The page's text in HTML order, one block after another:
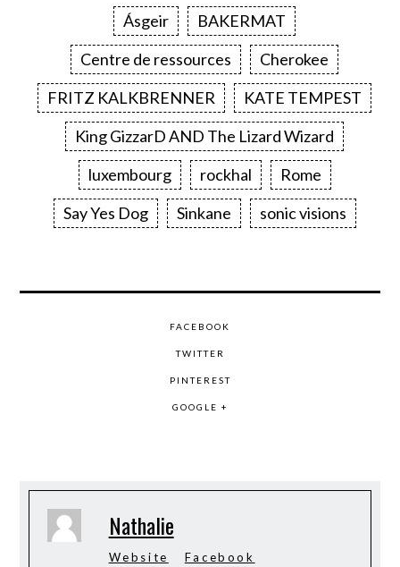
Ásgeir
BAKERMAT
Centre de ressources
Cherokee
FRITZ KALKBRENNER
KATE TEMPEST
King GizzarD AND The Lizard Wizard
luxembourg
rockhal
Rome
Say Yes Dog
Sinkane sonic visions
FACEBOOK
TWITTER
PINTEREST
GOOGLE +
Nathalie
Website Facebook